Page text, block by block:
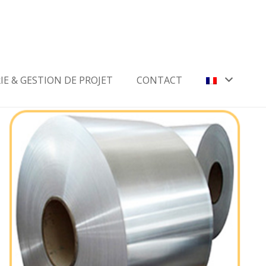
& GESTION DE PROJET CONTACT